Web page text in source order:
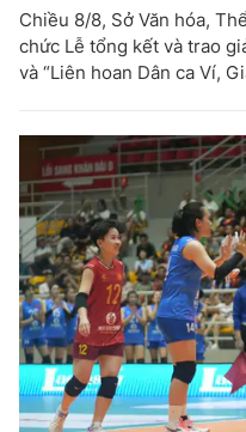
Chiều 8/8, Sở Văn hóa,
chức Lễ tổng kết và trao
và “Liên hoan Dân ca Ví,